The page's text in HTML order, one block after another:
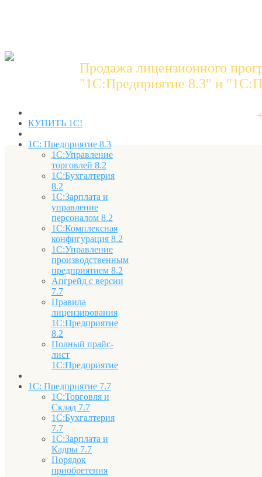
Продажа лицензионного
"1C:Предприятие 8.3" и
КУПИТЬ 1С!
1С: Предприятие 8.3
1С:Управление
торговлей 8.2
1С:Бухгалтерия
8.2
1С:Зарплата и
управление
персоналом 8.2
1С:Комплексная
конфигурация 8.2
1С:Управление
производственным
предприятием 8.2
Апгрейд с версии
7.7
Правила
лицензирования
1С:Предприятие
8.2
Полный прайс-
лист
1С:Предприятие
1С: Предприятие 7.7
1С:Торговля и
Склад 7.7
1С:Бухгалтерия
7.7
1С:Зарплата и
Кадры 7.7
Порядок
приобретения